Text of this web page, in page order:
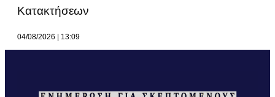
Κατακτήσεων
04/08/2026 13:09